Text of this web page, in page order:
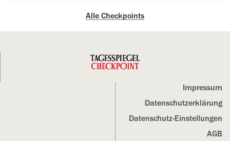
Alle Checkpoints
Impressum
Datenschutz­erklärung
Datenschutz-Einstellungen
AGB